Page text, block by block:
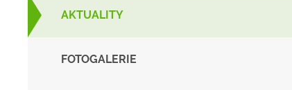
AKTUALITY
FOTOGALERIE